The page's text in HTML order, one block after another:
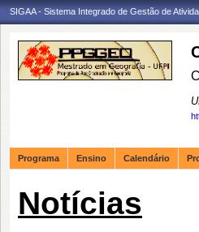
SIGAA - Sistema Integrado de Gestão de
Programa Ensino Calendário
Notícias